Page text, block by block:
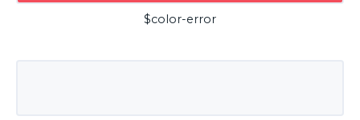
$color-error